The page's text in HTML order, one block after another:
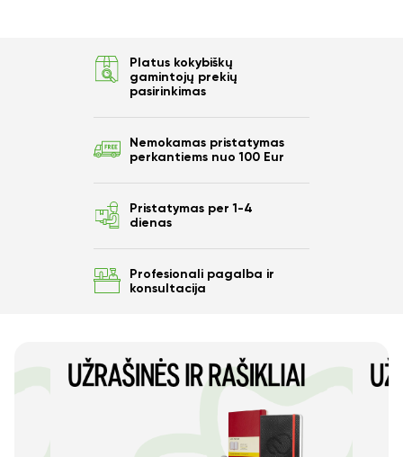
Platus kokybiškų
gamintojų prekių
pasirinkimas
Nemokamas pristatymas
perkantiems nuo 100 Eur
Pristatymas per 1-4
dienas
Profesionali pagalba ir
konsultacija